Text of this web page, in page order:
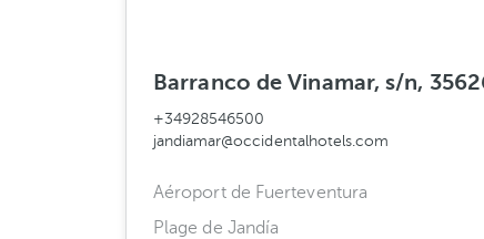
Barranco de Vinamar, s/n,
+34928546500
jandiamar@occidentalhotels.com
Aéroport de Fuerteventura
Plage de Jandía